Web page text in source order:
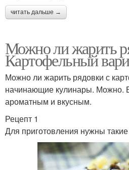
читать дальше →
Можно ли жарить
Картофельный
Можно ли жарить рядовки с
начинающие кулинары. Можно.
ароматным и вкусным.
Рецепт 1
Для приготовления нужны